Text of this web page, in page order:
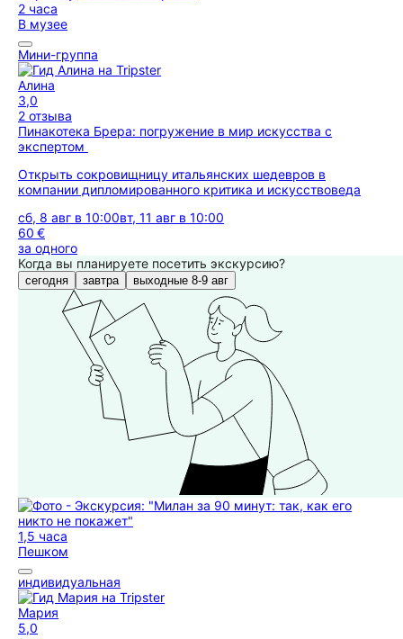
2 часа
В музее
Мини-группа
Алина
3,0
2 отзыва
Пинакотека Брера: погружение в мир искусства с
экспертом
Открыть сокровищницу итальянских шедевров в
компании дипломированного критика и искусствоведа
сб, 8 авг в 10:00вт, 11 авг в 10:00
60 €
за одного
Когда вы планируете посетить экскурсию?
сегодня завтра выходные 8-9 авг
1,5 часа
Пешком
индивидуальная
Мария
5,0